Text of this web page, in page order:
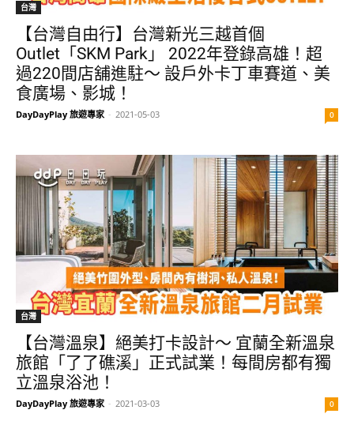
台灣
【台灣自由行】台灣新光三越首個
Outlet「SKM Park」 2022年登錄高雄！超
過220間店舖進駐～ 設戶外卡丁車賽道、美
食廣場、影城！
DayDayPlay 旅遊專家 - 2021-05-03 0
台灣
【台灣溫泉】絕美打卡設計～ 宜蘭全新溫泉
旅館「了了礁溪」正式試業！每間房都有獨
立溫泉浴池！
DayDayPlay 旅遊專家 - 2021-03-03 0